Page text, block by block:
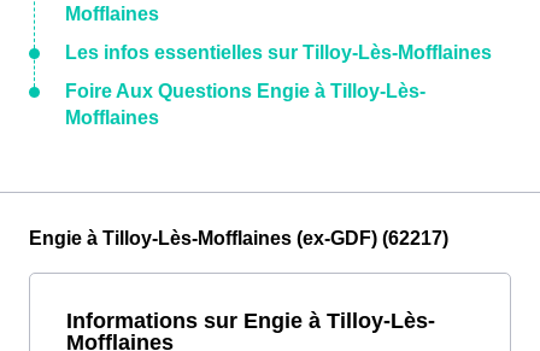
Mofflaines
Les infos essentielles sur Tilloy-Lès-Mofflaines
Foire Aux Questions Engie à Tilloy-Lès-
Mofflaines
Engie à Tilloy-Lès-Mofflaines (ex-GDF) (62217)
Informations sur Engie à Tilloy-Lès-
Mofflaines